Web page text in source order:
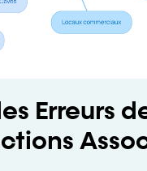
Erreurs